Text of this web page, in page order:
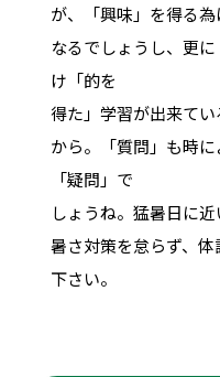
が、「興味」を得る
なるでしょうし、更
け「的を
得た」学習が出来て
から。「質問」も時
「疑問」で
しょうね。猛暑日に近
暑さ対策を怠らず、
下さい。